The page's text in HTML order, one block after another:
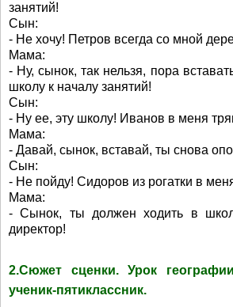
занятий!
Сын:
- Не хочу! Петров всегда со мной
Мама:
- Ну, сынок, так нельзя, пора
школу к началу занятий!
Сын:
- Ну ее, эту школу! Иванов в меня
Мама:
- Давай, сынок, вставай, ты снова
Сын:
- Не пойду! Сидоров из рогатки в
Мама:
- Сынок, ты должен ходить в
директор!
2.Сюжет сценки. Урок
ученик-пятиклассник.